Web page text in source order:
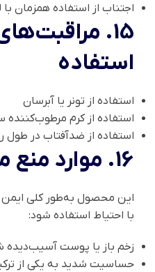
اجتناب از استفاده همزمان با
15.
استفاده
استفاده از تونر یا آبرسان
استفاده از کرم
استفاده از ضدآفتاب در طول
16. موارد منع مصرف
این محصول به‌طور کلی ایمن
با احتیاط استفاده شود:
زخم باز یا پوست آسیب‌دیده
حساسیت شدید به یکی از